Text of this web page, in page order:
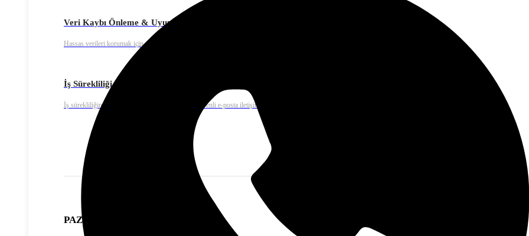
Veri Kaybı Önleme & Uyumluluk
Hassas verileri korumak için endüstri standartlarına uygun güvenlik protokelleri
İş Sürekliliği
İş sürekliliğini sağlamak için 7/24 kesintisiz ve güvenli e-posta iletişimi
PAZARLAMA ÇÖZÜMLERİ